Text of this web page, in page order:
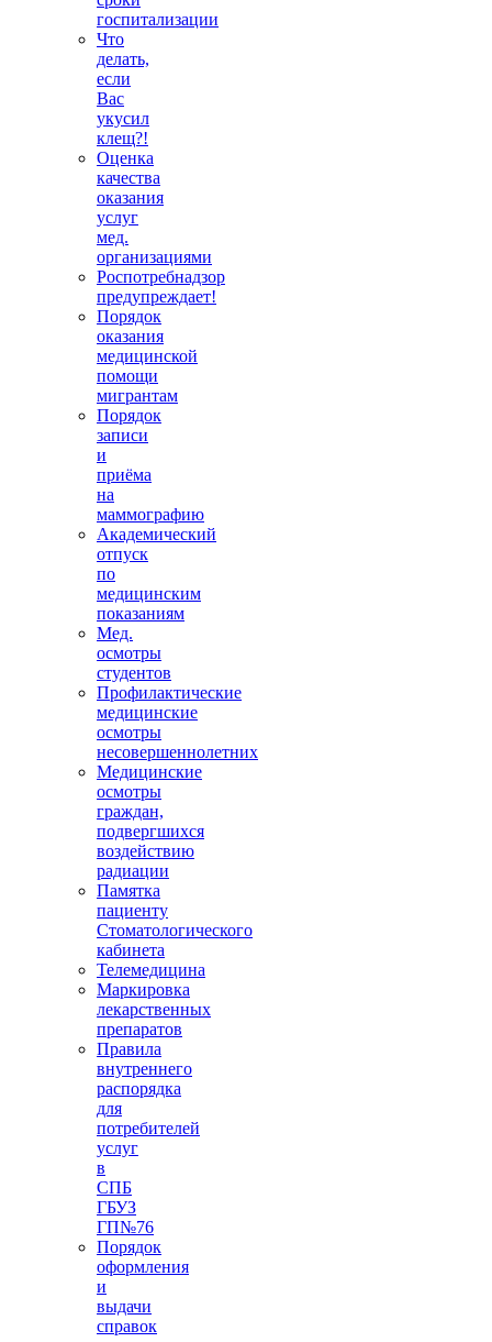
госпитализации
Что
делать,
если
Вас
укусил
клещ?!
Оценка
качества
оказания
услуг
мед.
организациями
Роспотребнадзор
предупреждает!
Порядок
оказания
медицинской
помощи
мигрантам
Порядок
записи
и
приёма
на
маммографию
Академический
отпуск
по
медицинским
показаниям
Мед.
осмотры
студентов
Профилактические
медицинские
осмотры
несовершеннолетних
Медицинские
осмотры
граждан,
подвергшихся
воздействию
радиации
Памятка
пациенту
Стоматологического
кабинета
Телемедицина
Маркировка
лекарственных
препаратов
Правила
внутреннего
распорядка
для
потребителей
услуг
в
СПБ
ГБУЗ
ГП№76
Порядок
оформления
и
выдачи
справок